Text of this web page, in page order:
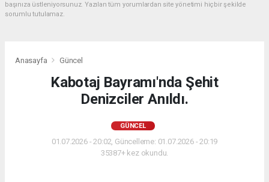
başınıza üstleniyorsunuz. Yazılan tüm yorumlardan site yönetimi hiçbir şekilde
sorumlu tutulamaz.
Anasayfa Güncel
Kabotaj Bayramı'nda Şehit
Denizciler Anıldı.
GÜNCEL
01.07.2026 - 20:02, Güncelleme: 01.07.2026 - 20:19
35387+ kez okundu.